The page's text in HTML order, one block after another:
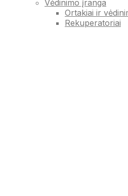
Vėdinimo įranga
Ortakiai ir
Rekuperatoriai